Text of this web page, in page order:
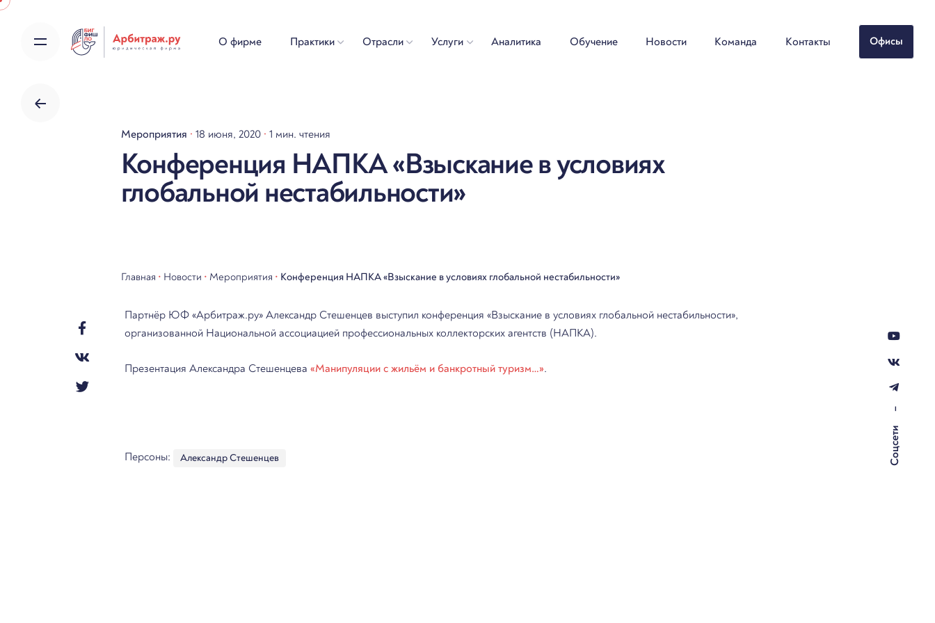
Соцсети
Skip
content
О фирме Практики Отрасли Услуги Аналитика Обучение Новости Команда Контакты Офисы
Мероприятия 18 июня, 2020 1 мин. чтения
Конференция НАПКА «Взыскание в условиях
глобальной нестабильности»
Главная • Новости • Мероприятия • Конференция НАПКА «Взыскание в условиях глобальной нестабильности»
Партнёр ЮФ «Арбитраж.ру» Александр Стешенцев выступил конференция «Взыскание в условиях глобальной нестабильности»,
организованной Национальной ассоциацией профессиональных коллекторских агентств (НАПКА).
Презентация Александра Стешенцева «Манипуляции с жильём и банкротный туризм…».
Персоны: Александр Стешенцев